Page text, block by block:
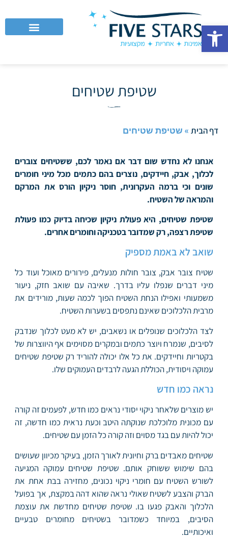
שטיפת שטיחים
דף הבית » שטיפת שטיחים
אנחנו לא נחדש שום דבר אם נאמר לכם, ששטיחים צוברים
לכלוך, אבק, חיידקים, נוצרים בהם כתמים מכל מיני חומרים
שונים וכי ברמה העקרונית, חוסר ניקיון הורס את המרקם
והמראה של השטיח.
שטיפת שטיחים, היא פעולת ניקיון שכיחה בדיוק כמו פעולת
שטיפת רצפה, רק שמדובר בטכניקה וחומרים אחרים.
שואב לא באמת מספיק
שטיח צובר אבק, צובר חולות מנעלים, פירורים מאוכל ועוד כל
מיני דברים שנפלו עליו בדרך. שאיבה עם שואב חזק, ניעור
משמעותי ואפילו הנחת השטיח הפוך לכמה שעות, מורידים את
מרבית הלכלוכים שאינם נתפסים בשערות השטיח.
לצד הלכלוכים שנופלים או נשאבים, יש לא מעט לכלוך שנדבק
לסיבים, שנמרח ויוצר כתמים ובמקרים מסוימים אף היווצרות של
בקטריות וחיידקים. את כל אלו יכולה להוריד רק שטיפת שטיחים
עמוקה ויסודית, הכוללת הגעה לרבדים העמוקים שלו.
נראה כמו חדש
יש מוצרים שלאחר ניקוי יסודי נראים כמו חדש, לפעמים זה קורה
עם מכונית מלוכלכת שנוקתה היטב וכעת נראית כמו חדשה, זה
יכול להיות עם בגד מסוים וזה קורה כל הזמן עם שטיחים.
שטיחים מאבדים ברק וחיונית לאורך הזמן, בעיקר מכיוון שעושים
בהם שימוש ששוחק אותם. שטיפת שטיחים עמוקה המגיעה
לשורש השטיח עם חומרי ניקוי נכונים, מחזירה בבת אחת את
הברק והצבע לשטיח שאולי נראה שהוא דהה במקצת, אך בפועל
הלכלוך והאבק פגעו בו. שטיפת שטיחים מחדשת את עוצמת
הסיבים, במיוחד כשמדובר בשטיחים מחומרים טבעיים
ואיכותיים.
פתח סרגל נגישות